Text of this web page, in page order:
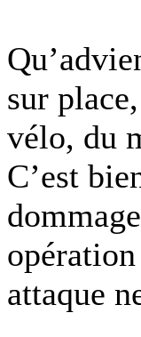
sur
vélo, du
C’est
attaque